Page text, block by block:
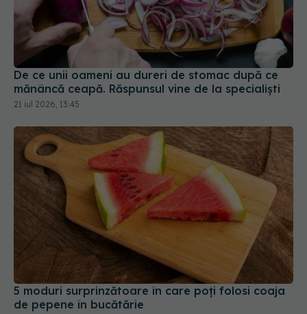
De ce unii oameni au dureri de stomac după ce
mănâncă ceapă. Răspunsul vine de la specialiști
21 iul 2026, 13:45
5 moduri surprinzătoare în care poți folosi coaja
de pepene în bucătărie